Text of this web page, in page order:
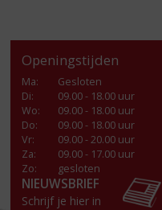
Openingstijden
Ma:
Gesloten
Di:
09.00 - 18.00 uur
Wo:
09.00 - 18.00 uur
Do:
09.00 - 18.00 uur
Vr:
09.00 - 20.00 uur
Za:
09.00 - 17.00 uur
Zo:
gesloten
NIEUWSBRIEF
Schrijf je hier in